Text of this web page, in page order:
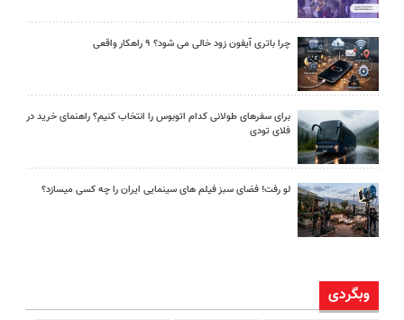
چرا باتری آیفون زود خالی می شود؟ ۹ راهکار واقعی
برای سفرهای طولانی کدام اتوبوس را انتخاب کنیم؟ راهنمای خرید در
فلای تودی
لو رفت! فضای سبز فیلم های سینمایی ایران را چه کسی میسازد؟
وبگردی